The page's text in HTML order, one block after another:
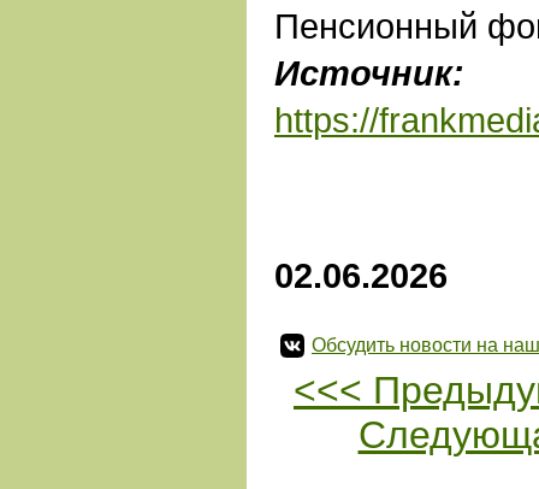
Пенсионный
Источник:
https://
02.06.2026
Обсудить новости на
<<<